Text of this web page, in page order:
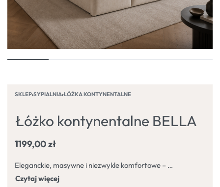
SKLEP›SYPIALNIA›ŁÓŻKA KONTYNENTALNE
Łóżko kontynentalne BELLA
1199,00zł
Eleganckie, masywne i niezwykle komfortowe – BELLA łóżko kontynentalne zostało stworzone z myślą o osobach, które cenią wygodę i nowoczesny design.